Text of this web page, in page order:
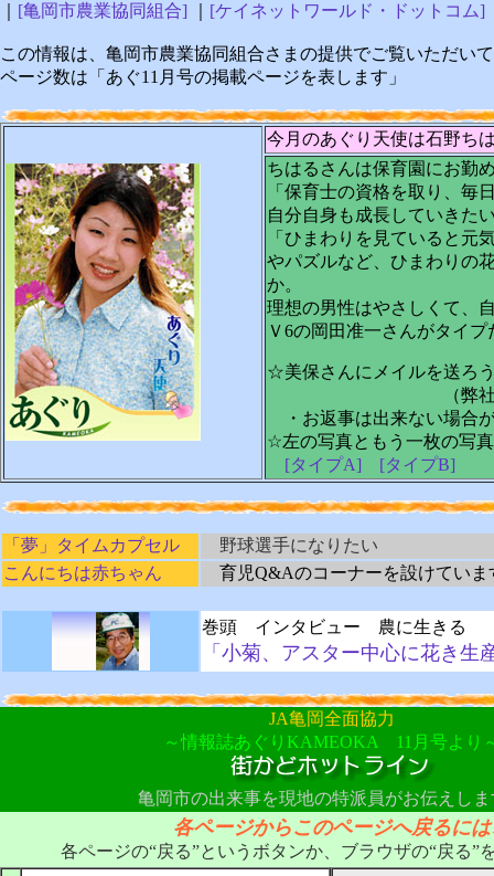
[亀岡市農業協同組合] [ケイネットワールド・ドットコム]
この情報は、亀岡市農業協同組合さまの提供でご覧いただい
ページ数は「あぐ11月号の掲載ページを表します」
今月のあぐり天使は石野ち
ちはるさんは保育園にお勤
「保育士の資格を取り、毎
自分自身も成長していきた
「ひまわりを見ていると元
やパズルなど、ひまわりの
か。
理想の男性はやさしくて、
Ｖ6の岡田准一さんがタイ
☆美保さんにメイルを送
（弊社あぐり天
・お返事は出来ない場合
☆左の写真ともう一枚の写
[タイプA]
[タイプB]
「夢」タイムカプセル
野球選手になりたい
こんにちは赤ちゃん
育児Q&Aのコーナーを設けていま
巻頭 インタビュー 農に生きる
「小菊、アスター中心に花き生
JA亀岡全面協力
～情報誌あぐりKAMEOKA 11月号より
亀岡市の出来事を現地の特派員がお伝えし
各ページからこのページへ戻るには
各ページの“戻る”というボタンか、ブラウザの“戻る”